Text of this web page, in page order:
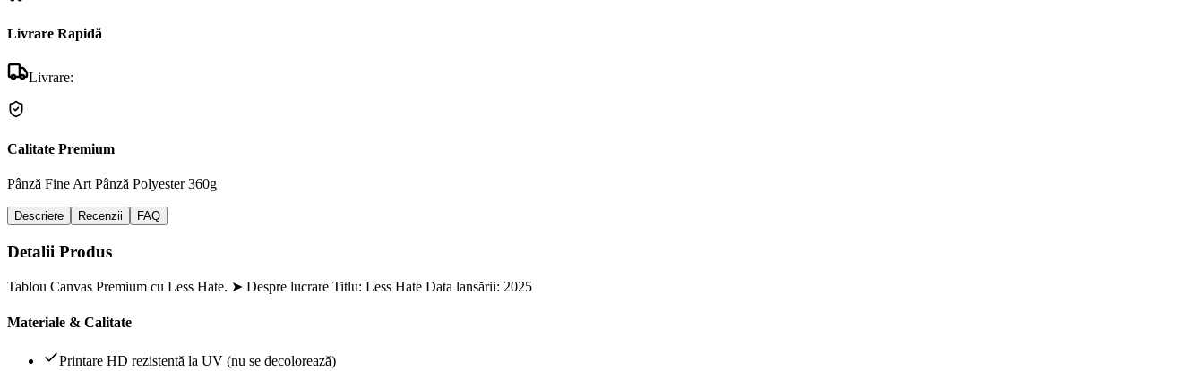
Livrare Rapidă
Livrare:
Calitate Premium
Pânză Fine Art Pânză Polyester 360g
Descriere Recenzii FAQ
Detalii Produs
Tablou Canvas Premium cu Less Hate. ➤ Despre lucrare Titlu: Less Hate Data lansării: 2025
Materiale & Calitate
Printare HD rezistentă la UV (nu se decolorează)